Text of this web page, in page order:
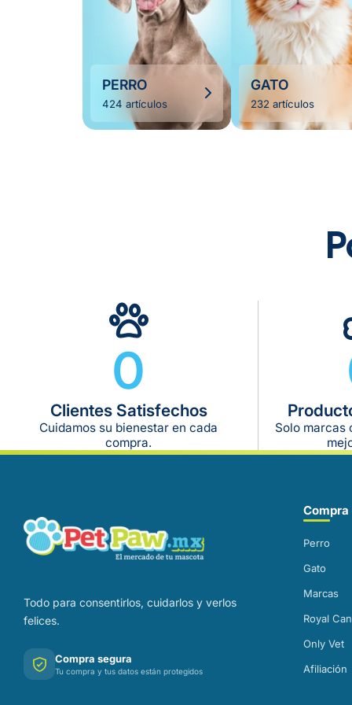
PERRO
424 artículos
GATO
232 artículos
0
Clientes Satisfechos
Cuidamos su bienestar en cada
compra.
Solo marcas
Todo para consentirlos, cuidarlos y verlos
felices.
Compra segura
Tu compra y tus datos están protegidos
Perro
Gato
Marcas
Royal
Only Vet
Afiliación